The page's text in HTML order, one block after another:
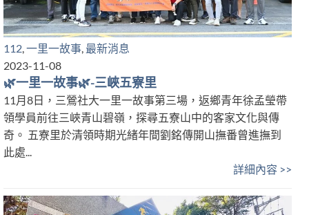
112 一里一故事 最新消息
2023-11-08
🌿一里一故事🌿-三峽五寮里
11月8日，三鶯社大一里一故事第三場，返鄉青年徐孟瑩帶
領學員前往三峽青山碧嶺，探尋五寮山中的客家文化與傳
奇。 五寮里於清領時期光緒年間劉銘傳開山撫番曾進撫到
此處...
詳細內容 >>